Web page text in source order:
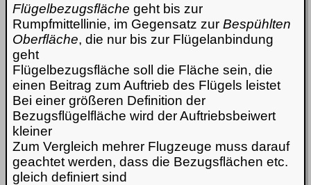
Flügelbezugsfläche geht bis zur
Rumpfmittellinie, im Gegensatz zur Bespühlten
Oberfläche, die nur bis zur Flügelanbindung
geht
Flügelbezugsfläche soll die Fläche sein, die
einen Beitrag zum Auftrieb des Flügels leistet
Bei einer größeren Definition der
Bezugsflügelfläche wird der Auftriebsbeiwert
kleiner
Zum Vergleich mehrer Flugzeuge muss darauf
geachtet werden, dass die Bezugsflächen etc.
gleich definiert sind